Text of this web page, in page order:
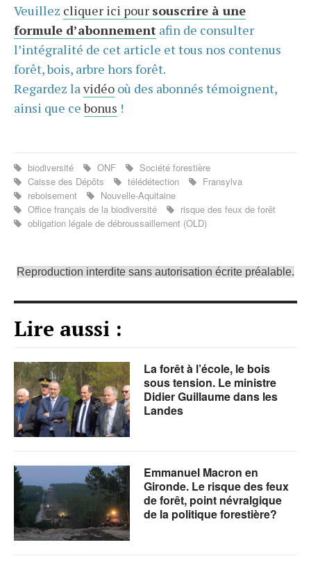
Veuillez cliquer ici pour souscrire à une
formule d’abonnement afin de consulter
l’intégralité de cet article et tous nos contenus
forêt, bois, arbre hors forêt.
Regardez lavidéo où des abonnés témoignent,
ainsi que cebonus !
biodiversité ONF
Société forestière
Caisse des Dépôts
télédétection
Fransylva
reboisement
Nouvelle-Aquitaine
Office français de la biodiversité
risque des feux de forêt
obligation légale de débroussaillement (OLD)
Reproduction interdite sans autorisation écrite préalable.
Lire aussi :
La forêt à l’école, le bois
sous tension. Le ministre
Didier Guillaume dans les
Landes
Emmanuel Macron en
Gironde. Le risque des feux
de forêt, point névralgique
de la politique forestière?